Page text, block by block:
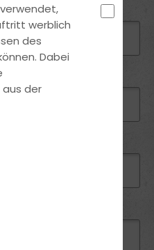
werblich
des
Dabei
der